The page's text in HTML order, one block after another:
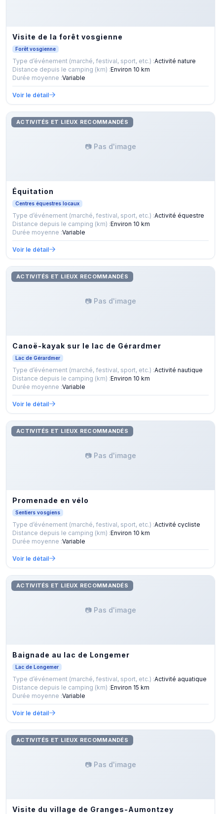
Visite de la forêt vosgienne
Forêt vosgienne
Type d’événement (marché, festival, sport, etc.) :Activité nature
Distance depuis le camping (km) :Environ 10 km
Durée moyenne :Variable
Voir le détail
📷 Pas d'image
ACTIVITÉS ET LIEUX RECOMMANDÉS
Équitation
Centres équestres locaux
Type d’événement (marché, festival, sport, etc.) :Activité équestre
Distance depuis le camping (km) :Environ 10 km
Durée moyenne :Variable
Voir le détail
📷 Pas d'image
ACTIVITÉS ET LIEUX RECOMMANDÉS
Canoë-kayak sur le lac de Gérardmer
Lac de Gérardmer
Type d’événement (marché, festival, sport, etc.) :Activité nautique
Distance depuis le camping (km) :Environ 10 km
Durée moyenne :Variable
Voir le détail
📷 Pas d'image
ACTIVITÉS ET LIEUX RECOMMANDÉS
Promenade en vélo
Sentiers vosgiens
Type d’événement (marché, festival, sport, etc.) :Activité cycliste
Distance depuis le camping (km) :Environ 10 km
Durée moyenne :Variable
Voir le détail
📷 Pas d'image
ACTIVITÉS ET LIEUX RECOMMANDÉS
Baignade au lac de Longemer
Lac de Longemer
Type d’événement (marché, festival, sport, etc.) :Activité aquatique
Distance depuis le camping (km) :Environ 15 km
Durée moyenne :Variable
Voir le détail
📷 Pas d'image
ACTIVITÉS ET LIEUX RECOMMANDÉS
Visite du village de Granges-Aumontzey